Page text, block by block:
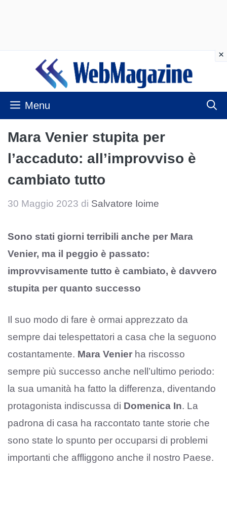
contenuto
Menu
Mara Venier stupita per
l’accaduto: all’improvviso è
cambiato tutto
30 Maggio 2023 di Salvatore Ioime
Sono stati giorni terribili anche per Mara
Venier, ma il peggio è passato:
improvvisamente tutto è cambiato, è davvero
stupita per quanto successo
Il suo modo di fare è ormai apprezzato da
sempre dai telespettatori a casa che la seguono
costantamente. Mara Venier ha riscosso
sempre più successo anche nell’ultimo periodo:
la sua umanità ha fatto la differenza, diventando
protagonista indiscussa di Domenica In. La
padrona di casa ha raccontato tante storie che
sono state lo spunto per occuparsi di problemi
importanti che affliggono anche il nostro Paese.